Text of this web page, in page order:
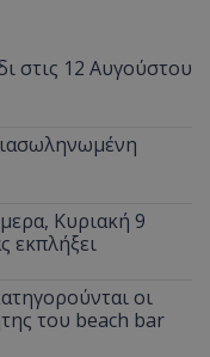
στις 12 Αυγούστου
Κυριακή 9
εκπλήξει
οι
του beach bar